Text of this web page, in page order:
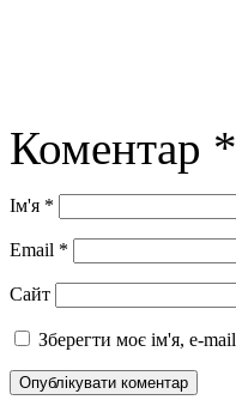
Коментар *
Ім'я *
Email *
Сайт
Зберегти моє ім'я, e-